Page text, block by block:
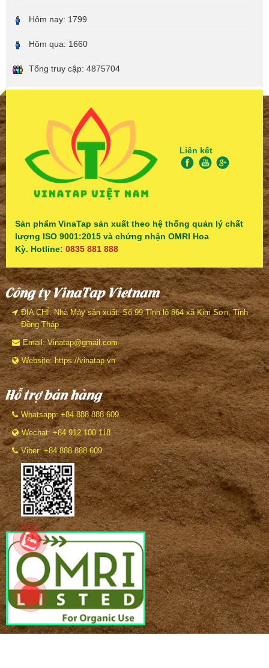
Hôm nay: 1799
Hôm qua: 1660
Tổng truy cập: 4875704
Liên kết
Sản phẩm VinaTap sản xuất theo hệ thống quản lý chất
lượng ISO 9001:2015 và chứng nhận OMRI Hoa
Kỳ. Hotline: 0835 881 888
Công ty VinaTap Vietnam
ĐỊA CHỈ: Nhà Máy sản xuất: Số 99 Tỉnh lộ 864 xã Kim Sơn, Tỉnh
Đồng Tháp
Email: Vinatap@gmail.com
Website: https://vinatap.vn
Hỗ trợ bán hàng
Whatsapp: +84 888 888 609
Wechat: +84 912 100 118
Viber: +84 888 888 609